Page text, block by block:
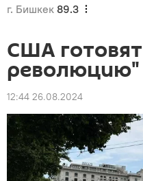
г. Бишкек 89.3
США
революцию"
12:44 26.08.2024